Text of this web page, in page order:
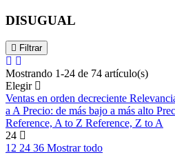
DISUGUAL
Filtrar
Mostrando 1-24 de 74 artículo(s)
Elegir
Ventas en orden decreciente
a APrecio: de más bajo a más alto
Reference, A to Z Reference, Z to A
24
12 24 36 Mostrar todo